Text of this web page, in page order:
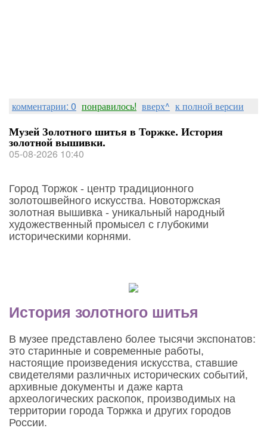
комментарии: 0 понравилось! вверх^ к полной версии
Музей Золотного шитья в Торжке. История
золотной вышивки.
05-08-2026 10:40
Город Торжок - центр традиционного
золотошвейного искусства. Новоторжская
золотная вышивка - уникальный народный
художественный промысел с глубокими
историческими корнями.
История золотного шитья
В музее представлено более тысячи экспонатов:
это старинные и современные работы,
настоящие произведения искусства, ставшие
свидетелями различных исторических событий,
архивные документы и даже карта
археологических раскопок, производимых на
территории города Торжка и других городов
России.